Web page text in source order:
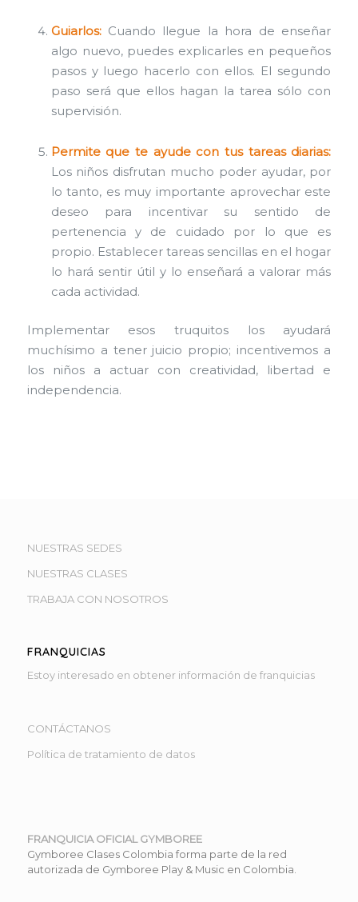
Guiarlos:Cuando llegue la hora de enseñar
algo nuevo, puedes explicarles en pequeños
pasos y luego hacerlo con ellos. El segundo
paso será que ellos hagan la tarea sólo con
supervisión.
Permite que te ayude con tus tareas diarias:
Los niños disfrutan mucho poder ayudar, por
lo tanto, es muy importante aprovechar este
deseo para incentivar su sentido de
pertenencia y de cuidado por lo que es
propio. Establecer tareas sencillas en el hogar
lo hará sentir útil y lo enseñará a valorar más
cada actividad.
Implementar esos truquitos los ayudará
muchísimo a tener juicio propio; incentivemos a
los niños a actuar con creatividad, libertad e
independencia.
NUESTRAS SEDES
NUESTRAS CLASES
TRABAJA CON NOSOTROS
FRANQUICIAS
Estoy interesado en obtener información de franquicias
CONTÁCTANOS
Política de tratamiento de datos
FRANQUICIA OFICIAL GYMBOREE
Gymboree Clases Colombia forma parte de la red
autorizada de Gymboree Play & Music en Colombia.
Selecciona la sede más cercana